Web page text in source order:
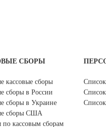
СБОРЫ
кассовые сборы
сборы в России
сборы в Украине
сборы США
по кассовым сборам
Список